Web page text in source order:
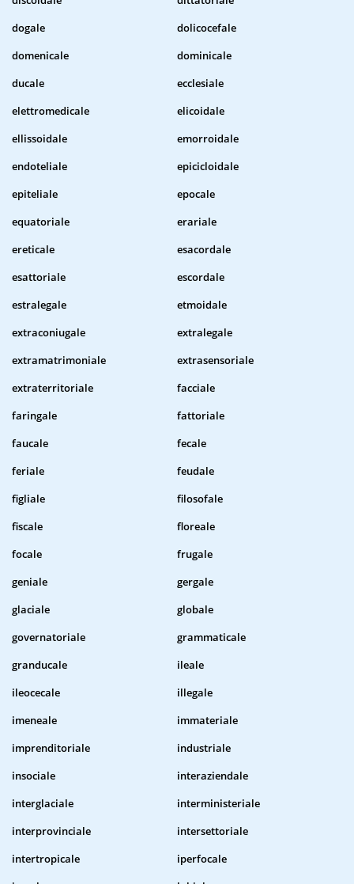
dogale
dolicocefale
domenicale
dominicale
ducale
ecclesiale
elettromedicale
elicoidale
ellissoidale
emorroidale
endoteliale
epicicloidale
epiteliale
epocale
equatoriale
erariale
ereticale
esacordale
esattoriale
escordale
estralegale
etmoidale
extraconiugale
extralegale
extramatrimoniale
extrasensoriale
extraterritoriale
facciale
faringale
fattoriale
faucale
fecale
feriale
feudale
figliale
filosofale
fiscale
floreale
focale
frugale
geniale
gergale
glaciale
globale
governatoriale
grammaticale
granducale
ileale
ileocecale
illegale
imeneale
immateriale
imprenditoriale
industriale
insociale
interaziendale
interglaciale
interministeriale
interprovinciale
intersettoriale
intertropicale
iperfocale